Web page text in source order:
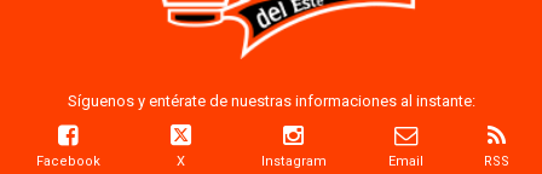
Síguenos y entérate de nuestras informaciones al instante:
Facebook X Instagram Email RSS